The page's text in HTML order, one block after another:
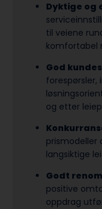
Dyktige og
til veiene
komfortabel
God
og etter
prismodeller
langsiktige
Godt
positive
oppdrag